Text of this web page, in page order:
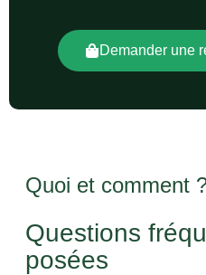
Demander une
Quoi et comment
Questions
posées